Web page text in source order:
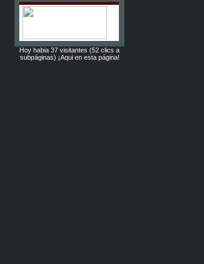
Hoy habia 37 visitantes (52 clics a
subpáginas) ¡Aqui en esta página!